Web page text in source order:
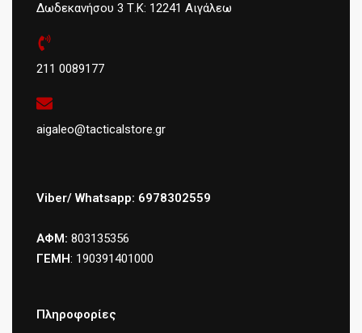
Δωδεκανήσου 3 Τ.Κ: 12241 Αιγάλεω
211 0089177
aigaleo@tacticalstore.gr
Viber/ Whatsapp: 6978302559
ΑΦΜ: 803135356
ΓΕΜΗ: 190391401000
Πληροφορίες